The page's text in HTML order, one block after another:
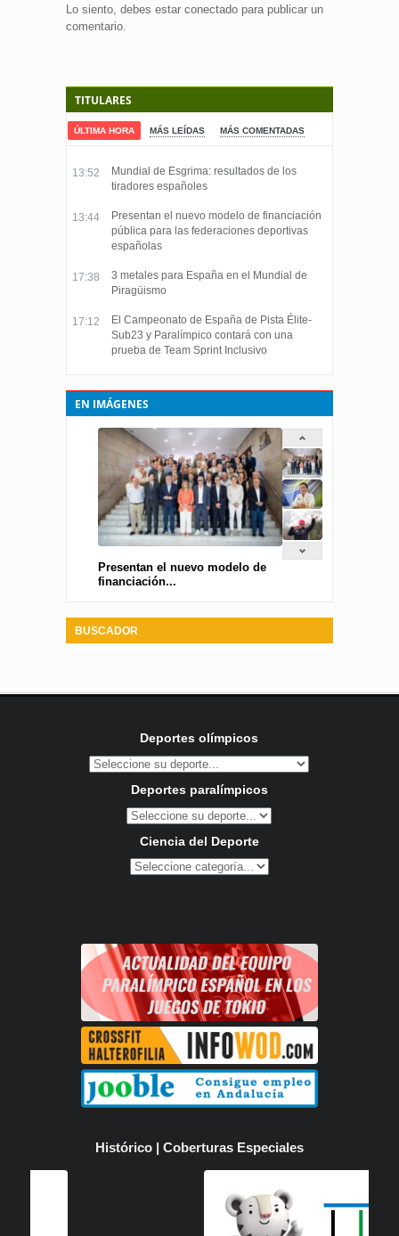
Lo siento, debes estar conectado para publicar un
comentario.
TITULARES
ÚLTIMA HORA MÁS LEÍDAS MÁS COMENTADAS
13:52
Mundial de Esgrima: resultados de los
tiradores españoles
13:44
Presentan el nuevo modelo de financiación
pública para las federaciones deportivas
españolas
17:38
3 metales para España en el Mundial de
Piragüismo
17:12
El Campeonato de España de Pista Élite-
Sub23 y Paralímpico contará con una
prueba de Team Sprint Inclusivo
EN IMÁGENES
Presentan el nuevo modelo de
financiación...
BUSCADOR
Deportes olímpicos
Deportes paralímpicos
Ciencia del Deporte
Histórico | Coberturas Especiales